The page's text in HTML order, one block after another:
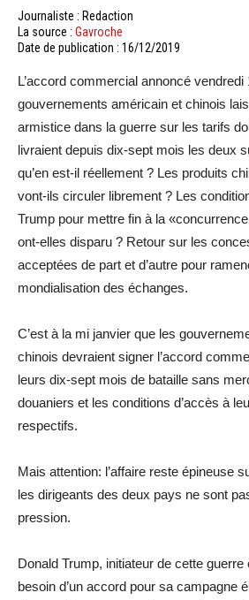
Journaliste : Redaction
La source : Gavroche
Date de publication : 16/12/2019
L’accord commercial annoncé
gouvernements américain et chinois
armistice dans la guerre sur les tarifs
livraient depuis dix-sept mois les deux
qu’en est-il réellement ? Les produits
vont-ils circuler librement ? Les
Trump pour mettre fin à la
ont-elles disparu ? Retour sur les
acceptées de part et d’autre pour
mondialisation des échanges.
C’est à la mi janvier que les
chinois devraient signer l’accord
leurs dix-sept mois de bataille sans
douaniers et les conditions d’accès à
respectifs.
Mais attention: l’affaire reste épineuse
les dirigeants des deux pays ne sont
pression.
Donald Trump, initiateur de cette
besoin d’un accord pour sa campagne